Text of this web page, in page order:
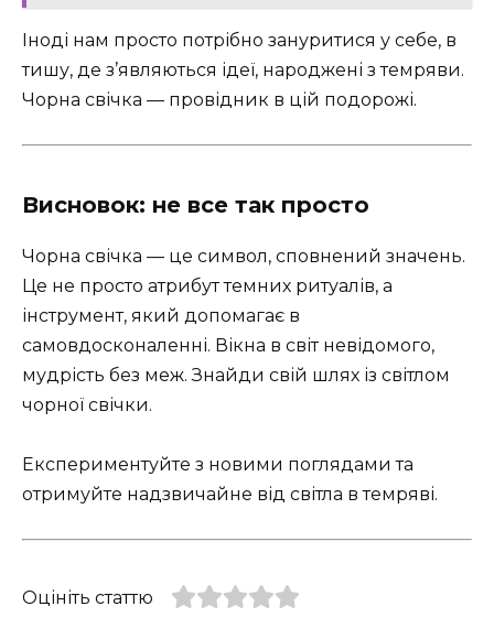
Іноді нам просто потрібно зануритися у себе, в
тишу, де з’являються ідеї, народжені з темряви.
Чорна свічка — провідник в цій подорожі.
Висновок: не все так просто
Чорна свічка — це символ, сповнений значень.
Це не просто атрибут темних ритуалів, а
інструмент, який допомагає в
самовдосконаленні. Вікна в світ невідомого,
мудрість без меж. Знайди свій шлях із світлом
чорної свічки.
Експериментуйте з новими поглядами та
отримуйте надзвичайне від світла в темряві.
Оцініть статтю